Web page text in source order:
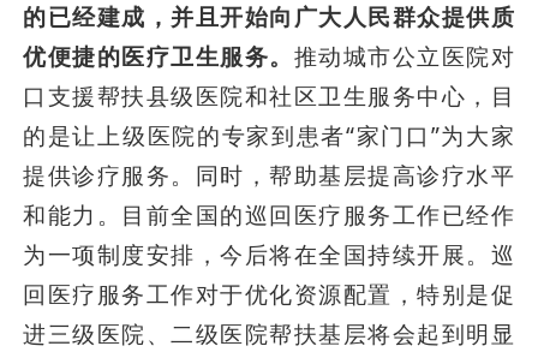
的已经建成，并且开始向广大人民群众提供质
优便捷的医疗卫生服务。 推动城市公立医院对
口支援帮扶县级医院和社区卫生服务中心，目
的是让上级医院的专家到患者“家门口”为大家
提供诊疗服务。同时，帮助基层提高诊疗水平
和能力。目前全国的巡回医疗服务工作已经作
为一项制度安排，今后将在全国持续开展。巡
回医疗服务工作对于优化资源配置，特别是促
进三级医院、二级医院帮扶基层将会起到明显